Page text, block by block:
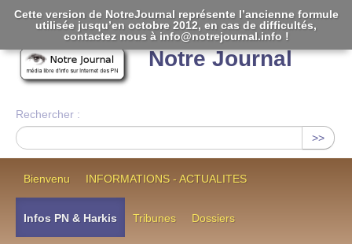
Notre Journal
Rechercher :
>>
Bienvenu INFORMATIONS - ACTUALITES
Infos PN & Harkis Tribunes Dossiers
Cette version de NotreJournal représente l’ancienne formule
utilisée jusqu’en octobre 2012, en cas de difficultés,
contactez nous à info@notrejournal.info !